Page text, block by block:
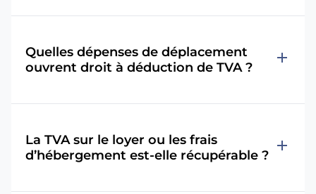
Quelles dépenses de déplacement
ouvrent droit à déduction de TVA ?
add
La TVA sur le loyer ou les frais
d’hébergement est-elle récupérable ?
add